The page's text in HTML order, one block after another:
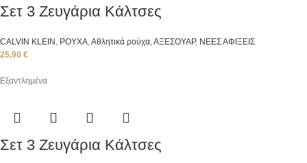
Σετ 3 Ζευγάρια Κάλτσες
CALVIN KLEIN , ΡΟΥΧΑ,Αθλητικά ρούχα,ΑΞΕΣΟΥΑΡ, ΝΕΕΣ ΑΦΙΞΕΙΣ
25,90 €
Εξαντλημένα
Σετ 3 Ζευγάρια Κάλτσες